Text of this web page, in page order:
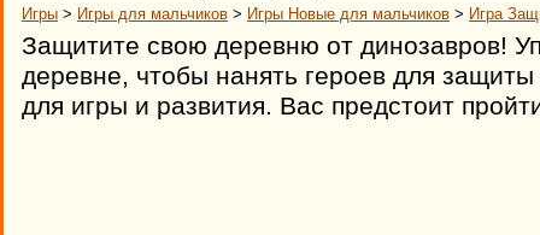
Игры > Игры для мальчиков > Игры Новые для мальчиков > Игра
Защитите свою деревню от динозавров!
деревне, чтобы нанять героев для
для игры и развития. Вас предстоит